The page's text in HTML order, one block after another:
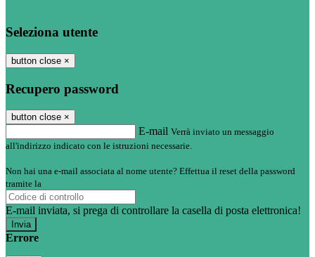
Seleziona utente
button close ×
Recupero password
button close ×
E-mail Verrà inviato un messaggio
all'indirizzo indicato con le istruzioni necessarie.
Non hai una e-mail associata al nome utente? Effettua il reset della password
tramite la
E-mail inviata, si prega di controllare la casella di posta elettronica!
Errore